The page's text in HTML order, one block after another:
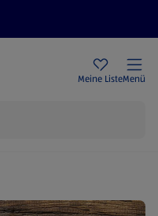
Meine ListeMenü